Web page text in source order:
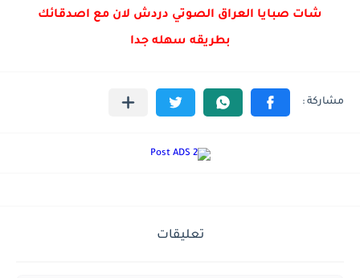
شات صبايا العراق الصوتي دردش لان مع اصدقائك
بطريقه سهله جدا
تعليقات